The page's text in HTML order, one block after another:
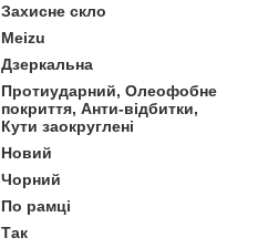
Захисне скло
Meizu
Дзеркальна
Протиударний, Олеофобне
покриття, Анти-відбитки,
Кути заокруглені
Новий
Чорний
По рамці
Так